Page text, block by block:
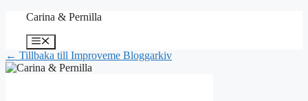
Hoppa
innehåll
Carina & Pernilla
Meny
← Tillbaka till Improveme Bloggarkiv